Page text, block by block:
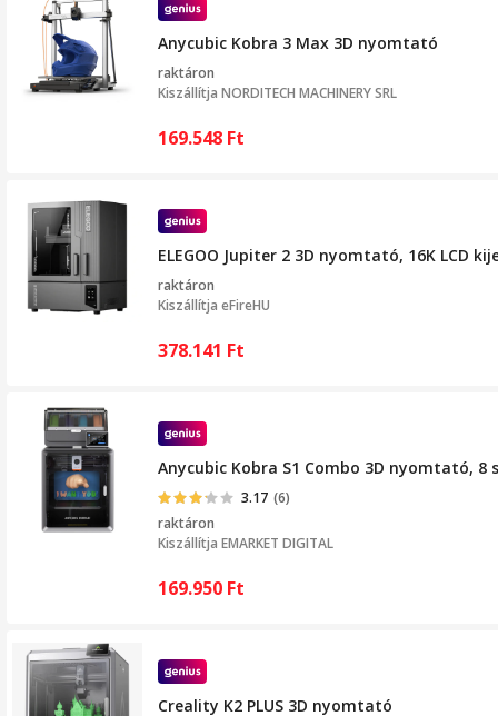
Anycubic Kobra 3 Max 3D nyomtató
raktáron
Kiszállítja NORDITECH MACHINERY SRL
169.548 Ft
ELEGOO Jupiter 2 3D nyomtató, 16K LCD
raktáron
Kiszállítja eFireHU
378.141 Ft
Anycubic Kobra S1 Combo 3D nyomtató,
3.17 (6)
raktáron
Kiszállítja EMARKET DIGITAL
169.950 Ft
Creality K2 PLUS 3D nyomtató